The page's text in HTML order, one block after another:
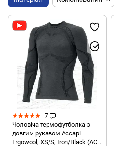
7
Чоловіча термофутболка з
довгим рукавом Accapi
Ergowool, XS/S, Iron/Black (ACC